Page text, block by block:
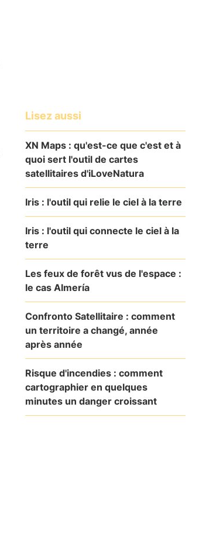
Lisez aussi
XN Maps : qu'est-ce que c'est et à
quoi sert l'outil de cartes
satellitaires d'iLoveNatura
Iris : l'outil qui relie le ciel à la terre
Iris : l'outil qui connecte le ciel à la
terre
Les feux de forêt vus de l'espace :
le cas Almería
Confronto Satellitaire : comment
un territoire a changé, année
après année
Risque d'incendies : comment
cartographier en quelques
minutes un danger croissant